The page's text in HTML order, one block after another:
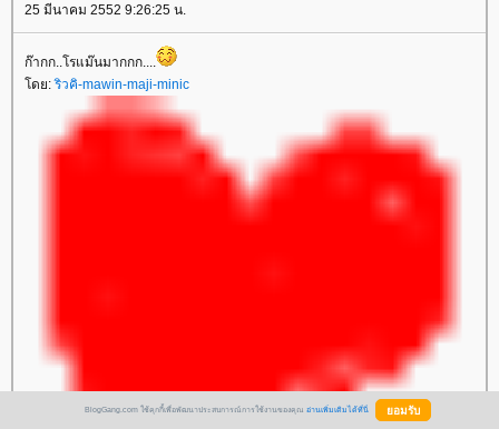
25 มีนาคม 2552 9:26:25 น.
ก๊ากก..โรแม๊นมากกก....
ดย:ริวคิ-mawin-maji-minic
BlogGang.com ใช้คุกกี้เพื่อพัฒนาประสบการณ์การใช้งานของคุณ อ่านเพิ่มเติมได้ที่นี่